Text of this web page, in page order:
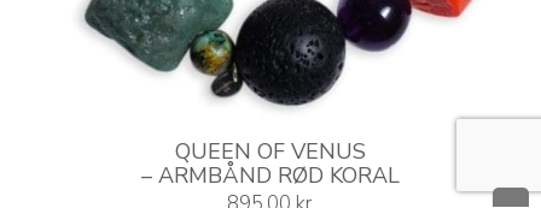
QUEEN OF VENUS
– ARMBÅND RØD KORAL